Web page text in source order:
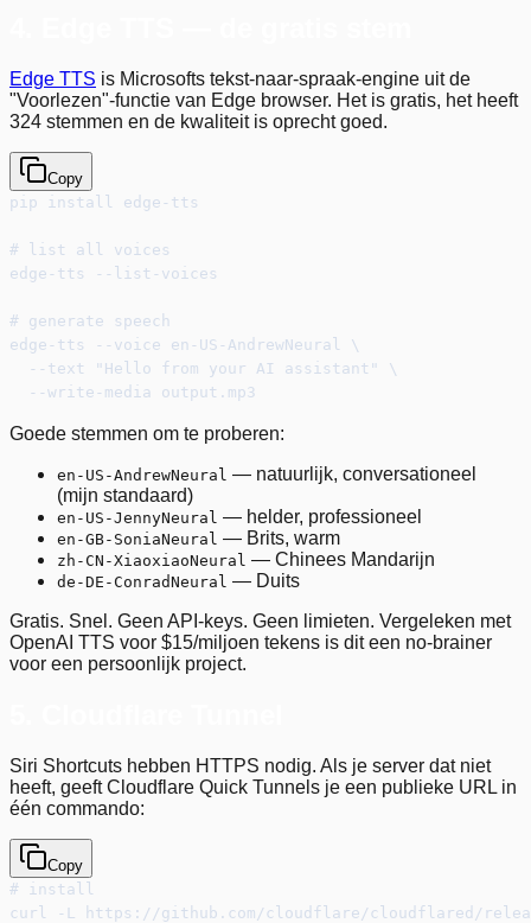
Edge TTS is Microsofts tekst-naar-spraak-engine uit de
"Voorlezen"-functie van Edge browser. Het is gratis, het heeft
324 stemmen en de kwaliteit is oprecht goed.
Copy
pip install edge-tts
# list all voices
edge-tts --list-voices
# generate speech
edge-tts --voice en-US-AndrewNeural \
  --text "Hello from your AI assistant" \
  --write-media output.mp3
Goede stemmen om te proberen:
en-US-AndrewNeural — natuurlijk, conversationeel
(mijn standaard)
en-US-JennyNeural — helder, professioneel
en-GB-SoniaNeural — Brits, warm
zh-CN-XiaoxiaoNeural — Chinees Mandarijn
de-DE-ConradNeural — Duits
Gratis. Snel. Geen API-keys. Geen limieten. Vergeleken met
OpenAI TTS voor $15/miljoen tekens is dit een no-brainer
voor een persoonlijk project.
Siri Shortcuts hebben HTTPS nodig. Als je server dat niet
heeft, geeft Cloudflare Quick Tunnels je een publieke URL in
één commando:
Copy
# install
curl -L https://github.com/cloudflare/cloudflared/